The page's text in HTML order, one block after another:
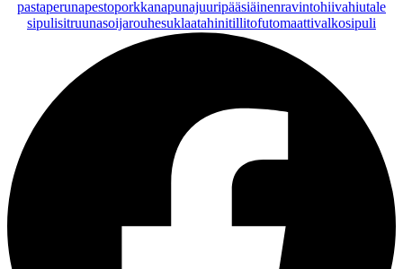
pastaperunapestoporkkanapunajuuripääsiäinenravintohiivahiutale
sipulisitruunasoijarouhesuklaatahinitillitofutomaattivalkosipuli